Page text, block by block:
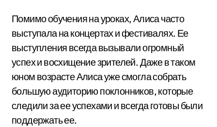
Помимо обучения на уроках, Алиса часто
выступала на концертах и фестивалях. Ее
выступления всегда вызывали огромный
успех и восхищение зрителей. Даже в таком
юном возрасте Алиса уже смогла собрать
большую аудиторию поклонников, которые
следили за ее успехами и всегда готовы были
поддержать ее.